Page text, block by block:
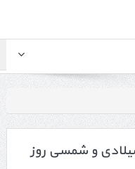
و شمسی روز